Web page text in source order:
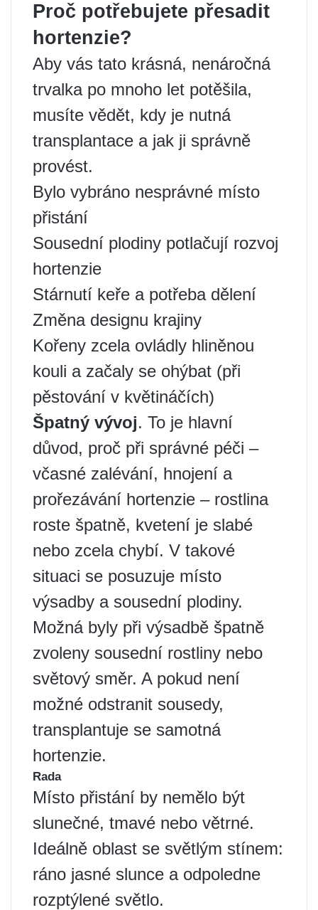
Proč potřebujete přesadit
hortenzie?
Aby vás tato krásná, nenáročná
trvalka po mnoho let potěšila,
musíte vědět, kdy je nutná
transplantace a jak ji správně
provést.
Bylo vybráno nesprávné místo
přistání
Sousední plodiny potlačují rozvoj
hortenzie
Stárnutí keře a potřeba dělení
Změna designu krajiny
Kořeny zcela ovládly hliněnou
kouli a začaly se ohýbat (při
pěstování v květináčích)
Špatný vývoj. To je hlavní
důvod, proč při správné péči –
včasné zalévání, hnojení a
prořezávání hortenzie – rostlina
roste špatně, kvetení je slabé
nebo zcela chybí. V takové
situaci se posuzuje místo
výsadby a sousední plodiny.
Možná byly při výsadbě špatně
zvoleny sousední rostliny nebo
světový směr. A pokud není
možné odstranit sousedy,
transplantuje se samotná
hortenzie.
Rada
Místo přistání by nemělo být
slunečné, tmavé nebo větrné.
Ideálně oblast se světlým stínem:
ráno jasné slunce a odpoledne
rozptýlené světlo.